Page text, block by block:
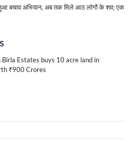
बचाव अभियान, अब तक मिले आठ लोगों के शव; एक
Birla Estates buys 10 acre land in
₹900 Crores